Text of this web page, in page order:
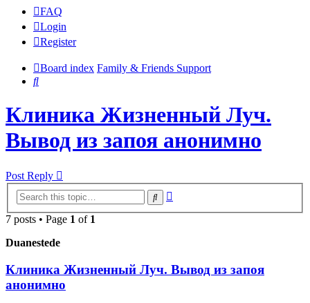
FAQ
Login
Register
Board index Family & Friends Support
Search
Клиника Жизненный Луч.
Вывод из запоя анонимно
Post Reply
Search
7 posts • Page 1 of 1
Duanestede
Клиника Жизненный Луч. Вывод из запоя
анонимно